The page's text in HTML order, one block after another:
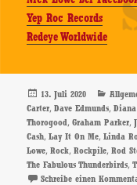
Yep Roc Records
Redeye Worldwide
Veröffentlicht
am
13. Juli 2020
Carter,Dave Edmunds,Diana
Thorogood,Graham Parker,
Cash,Lay It On Me,Linda
Lowe,Rock,Rockpile,Rod
The Fabulous Thunderbirds,
Schreibe einen